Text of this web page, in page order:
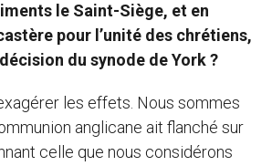
le Saint-Siège, et en
pour l’unité des chrétiens,
du synode de York ?
les effets. Nous sommes
anglicane ait flanché sur
celle que nous considérons